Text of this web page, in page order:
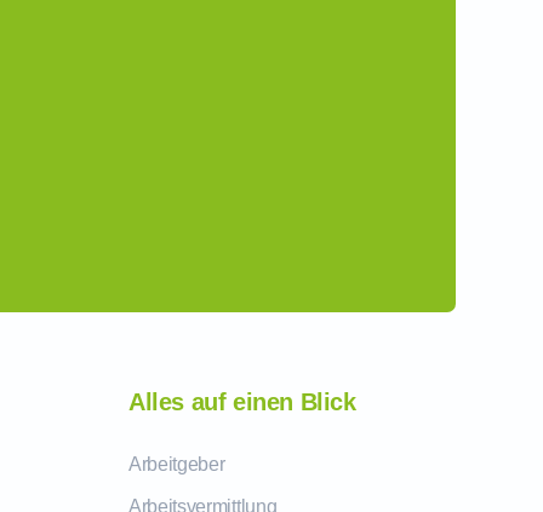
Alles auf einen Blick
Arbeitgeber
Arbeitsvermittlung